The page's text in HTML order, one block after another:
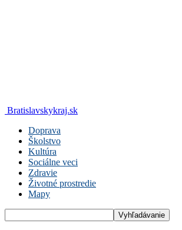
Bratislavskykraj.sk
Doprava
Školstvo
Kultúra
Sociálne veci
Zdravie
Životné prostredie
Mapy